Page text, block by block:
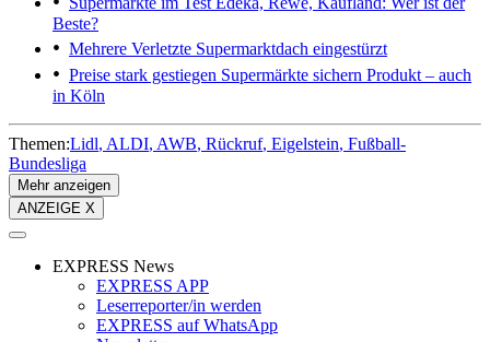
Beste?
Mehrere Verletzte Supermarktdach eingestürzt
Preise stark gestiegen Supermärkte sichern Produkt – auch
in Köln
Themen:Lidl ALDI AWB Rückruf Eigelstein Fußball-
Bundesliga
Mehr anzeigen
ANZEIGE X
EXPRESS News
EXPRESS APP
Leserreporter/in werden
EXPRESS auf WhatsApp